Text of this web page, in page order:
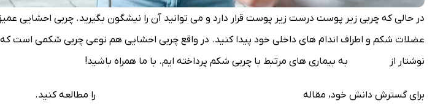
در حالی که چربی زیر پوست درست زیر پوست قرار دارد و می توانید آن را نیشگون بگیرید. چربی احشایی
عضلات شکم و اطراف اندام های داخلی خود پیدا کنید. در واقع چربی احشایی هم نوعی چربی شکمی است که
نوشتار از
به بیماری های مرتبط با چربی شکم پرداخته ایم. با ما همراه باشید!
برای گسترش دانش خود، مقاله را مطالعه کنید.